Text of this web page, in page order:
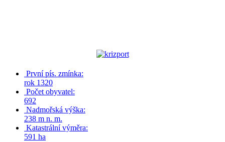
První pís. zmínka:
rok 1320
Počet obyvatel:
692
Nadmořská výška:
238 m n. m.
Katastrální výměra:
591 ha